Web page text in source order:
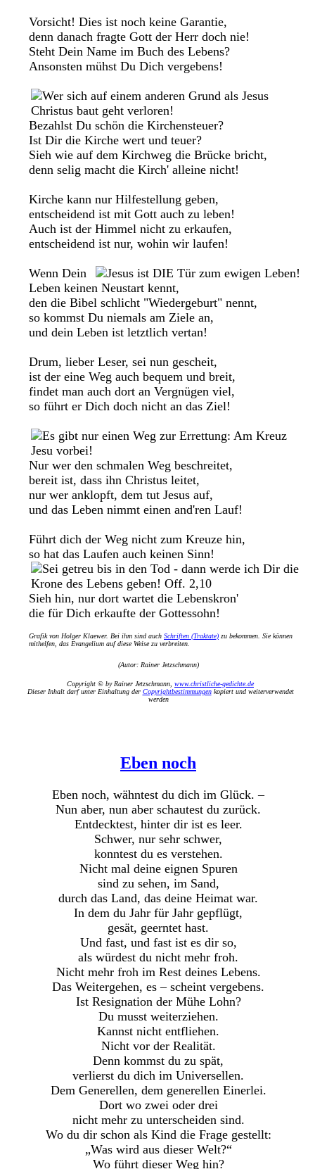
Vorsicht! Dies ist noch keine Garantie,
denn danach fragte Gott der Herr doch nie!
Steht Dein Name im Buch des Lebens?
Ansonsten mühst Du Dich vergebens!
Bezahlst Du schön die Kirchensteuer?
Ist Dir die Kirche wert und teuer?
Sieh wie auf dem Kirchweg die Brücke bricht,
denn selig macht die Kirch' alleine nicht!
Kirche kann nur Hilfestellung geben,
entscheidend ist mit Gott auch zu leben!
Auch ist der Himmel nicht zu erkaufen,
entscheidend ist nur, wohin wir laufen!
Wenn Dein
Leben keinen Neustart kennt,
den die Bibel schlicht "Wiedergeburt" nennt,
so kommst Du niemals am Ziele an,
und dein Leben ist letztlich vertan!
Drum, lieber Leser, sei nun gescheit,
ist der eine Weg auch bequem und breit,
findet man auch dort an Vergnügen viel,
so führt er Dich doch nicht an das Ziel!
Nur wer den schmalen Weg beschreitet,
bereit ist, dass ihn Christus leitet,
nur wer anklopft, dem tut Jesus auf,
und das Leben nimmt einen and'ren Lauf!
Führt dich der Weg nicht zum Kreuze hin,
so hat das Laufen auch keinen Sinn!
Sieh hin, nur dort wartet die Lebenskron'
die für Dich erkaufte der Gottessohn!
Grafik von Holger Klaewer. Bei ihm sind auch Schriften (Traktate) zu bekommen. Sie können
mithelfen, das Evangelium auf diese Weise zu verbreiten.
(Autor: Rainer Jetzschmann)
Copyright © by Rainer Jetzschmann, www.christliche-gedichte.de
Dieser Inhalt darf unter Einhaltung der Copyrightbestimmungenkopiert und weiterverwendet
werden
Eben noch
Eben noch, wähntest du dich im Glück. –
Nun aber, nun aber schautest du zurück.
Entdecktest, hinter dir ist es leer.
Schwer, nur sehr schwer,
konntest du es verstehen.
Nicht mal deine eignen Spuren
sind zu sehen, im Sand,
durch das Land, das deine Heimat war.
In dem du Jahr für Jahr gepflügt,
gesät, geerntet hast.
Und fast, und fast ist es dir so,
als würdest du nicht mehr froh.
Nicht mehr froh im Rest deines Lebens.
Das Weitergehen, es – scheint vergebens.
Ist Resignation der Mühe Lohn?
Du musst weiterziehen.
Kannst nicht entfliehen.
Nicht vor der Realität.
Denn kommst du zu spät,
verlierst du dich im Universellen.
Dem Generellen, dem generellen Einerlei.
Dort wo zwei oder drei
nicht mehr zu unterscheiden sind.
Wo du dir schon als Kind die Frage gestellt:
„Was wird aus dieser Welt?“
Wo führt dieser Weg hin?